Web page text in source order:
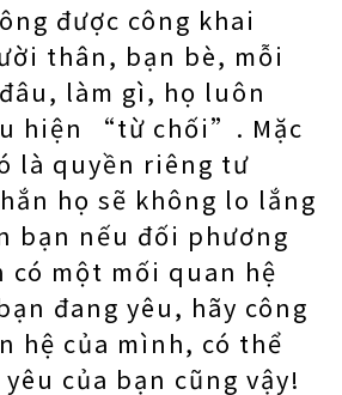
được công khai
thân, bạn bè, mỗi
làm gì, họ luôn
hiện “từ chối”. Mặc
là quyền riêng tư
họ sẽ không lo lắng
bạn nếu đối phương
có một mối quan hệ
đang yêu, hãy công
hệ của mình, có thể
của bạn cũng vậy!